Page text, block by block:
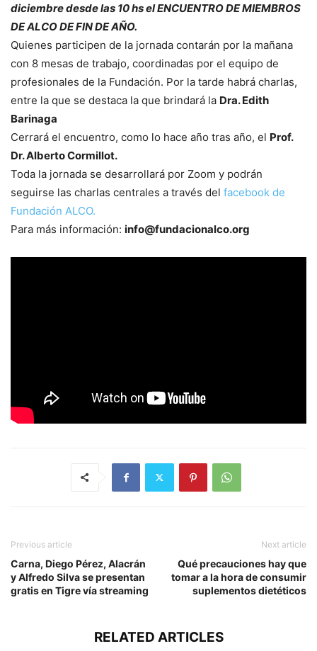
diciembre desde las 10 hs el ENCUENTRO DE MIEMBROS
DE ALCO DE FIN DE AÑO.
Quienes participen de la jornada contarán por la mañana
con 8 mesas de trabajo, coordinadas por el equipo de
profesionales de la Fundación. Por la tarde habrá charlas,
entre la que se destaca la que brindará la Dra. Edith
Barinaga
Cerrará el encuentro, como lo hace año tras año, el Prof.
Dr. Alberto Cormillot.
Toda la jornada se desarrollará por Zoom y podrán
seguirse las charlas centrales a través del facebook de
Fundación ALCO.
Para más información: info@fundacionalco.org
Previous article
Carna, Diego Pérez, Alacrán
y Alfredo Silva se presentan
gratis en Tigre vía streaming
Next article
Qué precauciones hay que
tomar a la hora de consumir
suplementos dietéticos
RELATED ARTICLES